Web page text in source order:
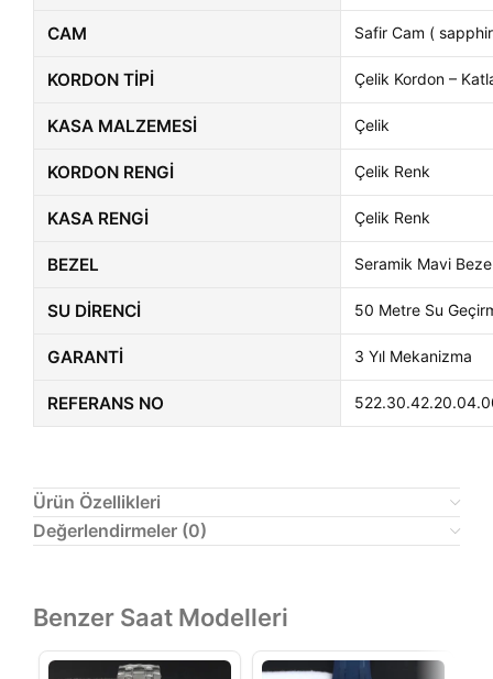
CAM Safir Cam (
KORDON TIPI Çelik Kordon –
KASA MALZEMESI Çelik
KORDON RENGI Çelik Renk
KASA RENGI Çelik Renk
BEZEL Seramik Mavi
SU DIRENCI 50 Metre Su
GARANTI 3 Yıl Mekanizma
REFERANS NO
Ürün Özellikleri
Değerlendirmeler (0)
Benzer Saat Modelleri